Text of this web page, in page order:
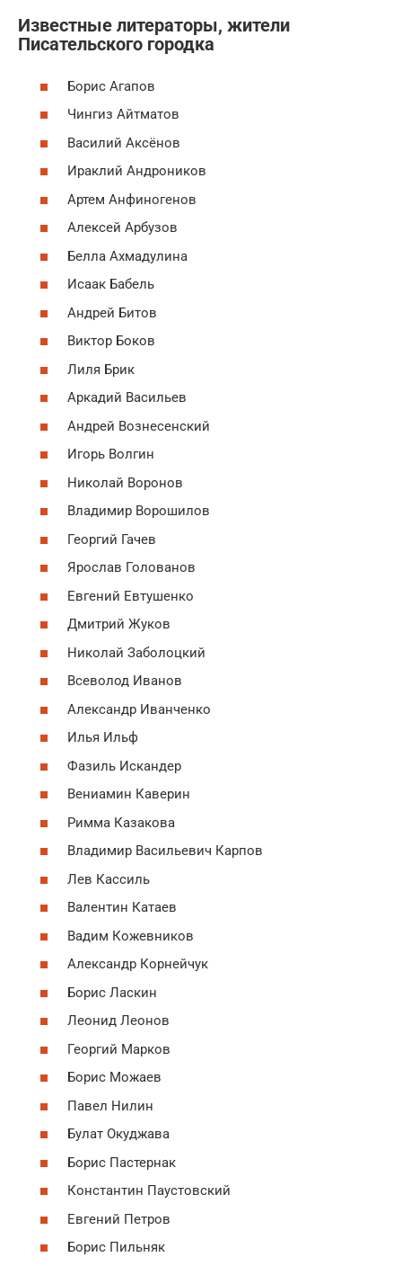
Известные литераторы, жители
Писательского городка
Борис Агапов
Чингиз Айтматов
Василий Аксёнов
Ираклий Андроников
Артем Анфиногенов
Алексей Арбузов
Белла Ахмадулина
Исаак Бабель
Андрей Битов
Виктор Боков
Лиля Брик
Аркадий Васильев
Андрей Вознесенский
Игорь Волгин
Николай Воронов
Владимир Ворошилов
Георгий Гачев
Ярослав Голованов
Евгений Евтушенко
Дмитрий Жуков
Николай Заболоцкий
Всеволод Иванов
Александр Иванченко
Илья Ильф
Фазиль Искандер
Вениамин Каверин
Римма Казакова
Владимир Васильевич Карпов
Лев Кассиль
Валентин Катаев
Вадим Кожевников
Александр Корнейчук
Борис Ласкин
Леонид Леонов
Георгий Марков
Борис Можаев
Павел Нилин
Булат Окуджава
Борис Пастернак
Константин Паустовский
Евгений Петров
Борис Пильняк